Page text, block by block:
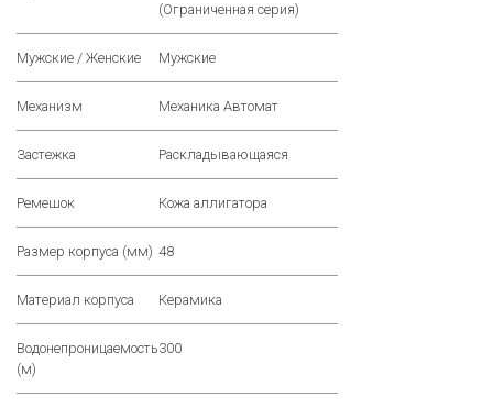
(Ограниченная серия)
Мужские / Женские Мужские
Механизм Механика Автомат
Застежка Раскладывающаяся
Ремешок Кожа аллигатора
Размер корпуса (мм) 48
Материал корпуса Керамика
Водонепроницаемость
(м)
300